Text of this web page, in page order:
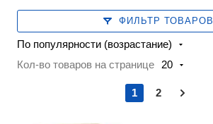
ФИЛЬТР ТОВАРОВ
По популярности (возрастание)
Кол-во товаров на странице
20
1 2